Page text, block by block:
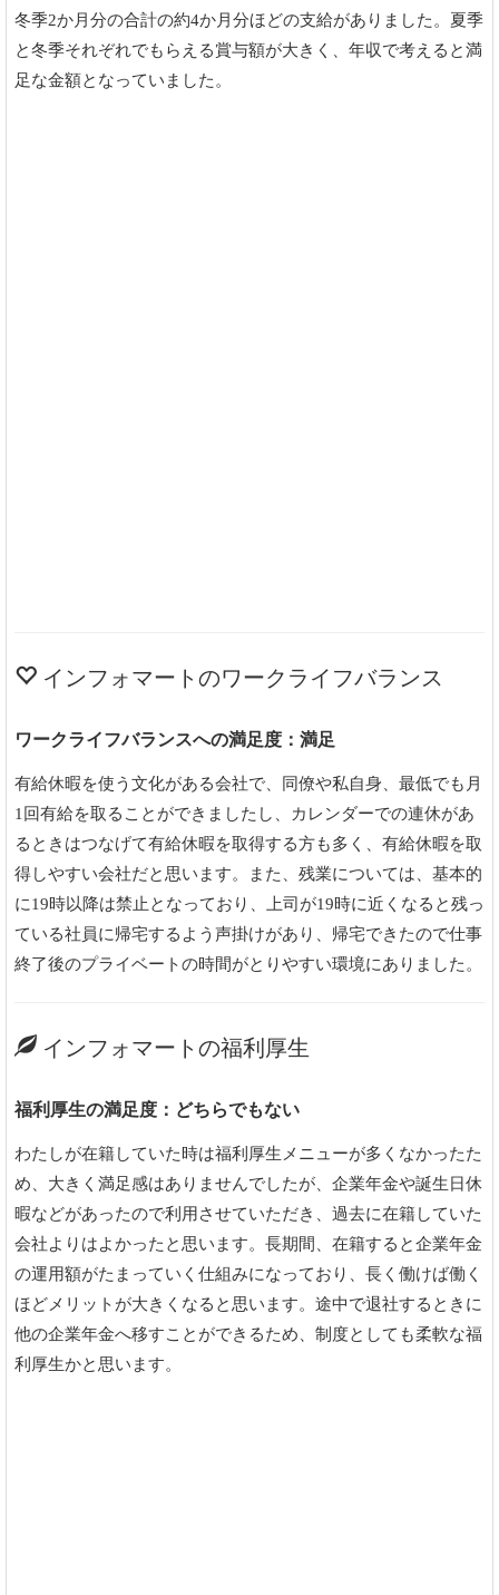
冬季2か月分の合計の約4か月分ほどの支給がありました。夏季
と冬季それぞれでもらえる賞与額が大きく、年収で考えると満
足な金額となっていました。
インフォマートのワークライフバランス
ワークライフバランスへの満足度：満足
有給休暇を使う文化がある会社で、同僚や私自身、最低でも月
1回有給を取ることができましたし、カレンダーでの連休があ
るときはつなげて有給休暇を取得する方も多く、有給休暇を取
得しやすい会社だと思います。また、残業については、基本的
に19時以降は禁止となっており、上司が19時に近くなると残っ
ている社員に帰宅するよう声掛けがあり、帰宅できたので仕事
終了後のプライベートの時間がとりやすい環境にありました。
インフォマートの福利厚生
福利厚生の満足度：どちらでもない
わたしが在籍していた時は福利厚生メニューが多くなかったた
め、大きく満足感はありませんでしたが、企業年金や誕生日休
暇などがあったので利用させていただき、過去に在籍していた
会社よりはよかったと思います。長期間、在籍すると企業年金
の運用額がたまっていく仕組みになっており、長く働けば働く
ほどメリットが大きくなると思います。途中で退社するときに
他の企業年金へ移すことができるため、制度としても柔軟な福
利厚生かと思います。